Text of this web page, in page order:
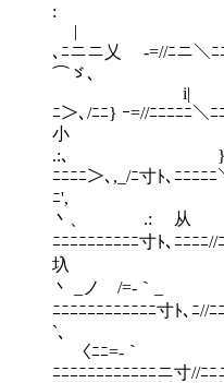
|
､ﾆニニ乂 ‐=//ﾆニ＼ﾆ
⌒
i|
ﾆ＞､/ﾆﾆ} ｰ=//ﾆﾆﾆﾆﾆ＼ﾆ
.:､
ﾆﾆﾆﾆ＞､,_/ﾆ寸ﾄ､ﾆﾆﾆﾆﾆ
ﾆ
丶、 .: 从
ﾆﾆﾆﾆﾆﾆﾆﾆﾆﾆ寸ﾄ､ﾆﾆﾆﾆ//
丶 _ノ /=-｀_
ﾆﾆﾆﾆﾆﾆﾆﾆﾆﾆﾆﾆ寸ﾄ､ﾆ//
`
〈ﾆﾆ=-｀
ﾆﾆﾆﾆﾆﾆﾆﾆﾆﾆﾆﾆニ寸//ﾆ